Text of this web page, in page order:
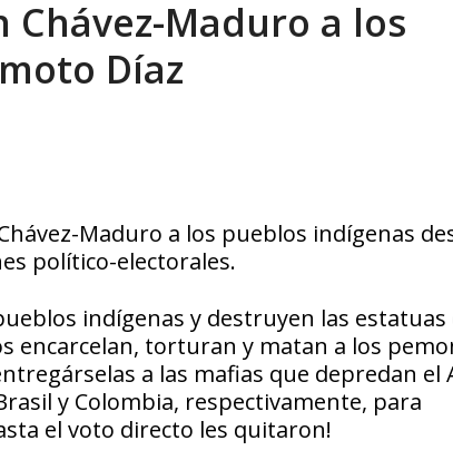
la libertad inmediata de l... AGOSTO 5, 2026
Maduro a los
Díaz
Maduro a los pueblos indígenas
político-electorales.
indígenas y destruyen las estatuas
encarcelan, torturan y matan a los
a las mafias que depredan el
y Colombia, respectivamente, para
el voto directo les quitaron!